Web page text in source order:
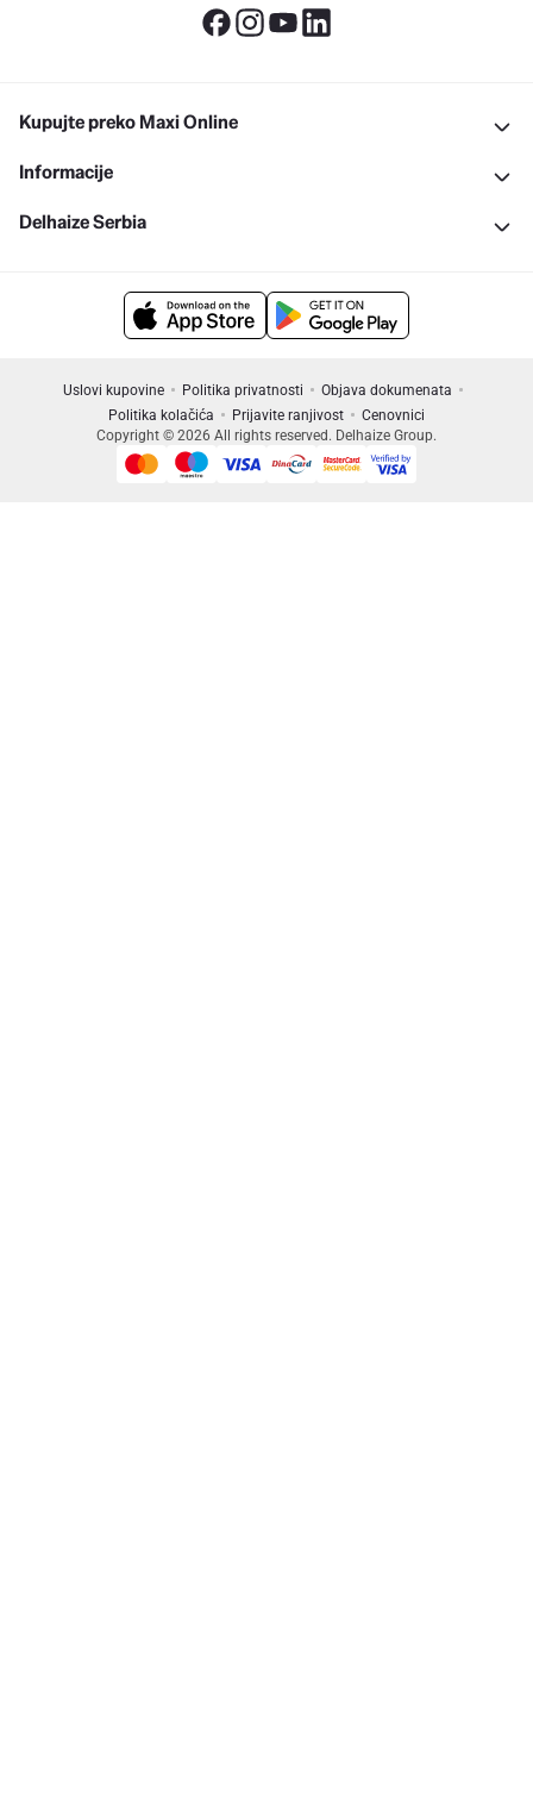
Kupujte preko Maxi Online
Informacije
Delhaize Serbia
Uslovi kupovine Politika privatnosti
Objava dokumenata
Politika kolačića
Prijavite ranjivost
Cenovnici
Copyright © 2026 All rights reserved. Delhaize Group.